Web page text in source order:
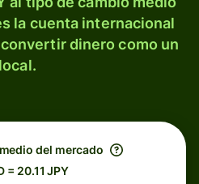
la cuenta internacional
dinero como un
local.
del mercado
= 20.11 JPY